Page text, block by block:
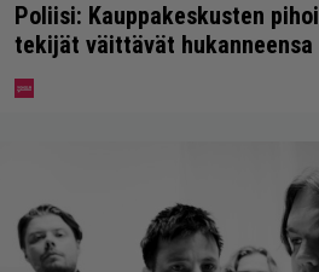
Poliisi: Kauppakeskusten
tekijät väittävät